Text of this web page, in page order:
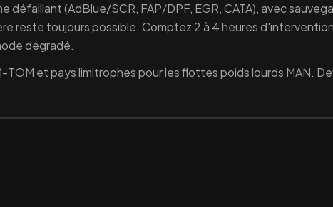
défaillant (AdBlue/SCR, FAP/DPF, EGR, CATA), avec
reste toujours possible. Comptez 2 à 4 heures
dégradé.
TOM et pays limitrophes pour les flottespoids lourds MAN.